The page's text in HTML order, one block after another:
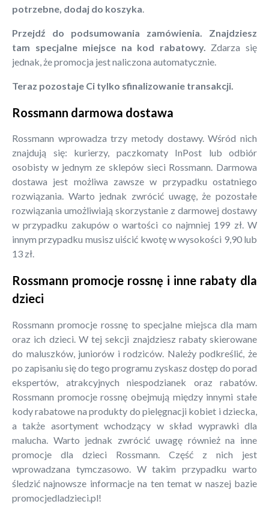
potrzebne, dodaj do koszyka.
Przejdź do podsumowania zamówienia. Znajdziesz
tam specjalne miejsce na kod rabatowy. Zdarza się
jednak, że promocja jest naliczona automatycznie.
Teraz pozostaje Ci tylko sfinalizowanie transakcji.
Rossmann darmowa dostawa
Rossmann wprowadza trzy metody dostawy. Wśród nich
znajdują się: kurierzy, paczkomaty InPost lub odbiór
osobisty w jednym ze sklepów sieci Rossmann. Darmowa
dostawa jest możliwa zawsze w przypadku ostatniego
rozwiązania. Warto jednak zwrócić uwagę, że pozostałe
rozwiązania umożliwiają skorzystanie z darmowej dostawy
w przypadku zakupów o wartości co najmniej 199 zł. W
innym przypadku musisz uiścić kwotę w wysokości 9,90 lub
13 zł.
Rossmann promocje rossnę i inne rabaty dla
dzieci
Rossmann promocje rossnę to specjalne miejsca dla mam
oraz ich dzieci. W tej sekcji znajdziesz rabaty skierowane
do maluszków, juniorów i rodziców. Należy podkreślić, że
po zapisaniu się do tego programu zyskasz dostęp do porad
ekspertów, atrakcyjnych niespodzianek oraz rabatów.
Rossmann promocje rossnę obejmują między innymi stałe
kody rabatowe na produkty do pielęgnacji kobiet i dziecka,
a także asortyment wchodzący w skład wyprawki dla
malucha. Warto jednak zwrócić uwagę również na inne
promocje dla dzieci Rossmann. Część z nich jest
wprowadzana tymczasowo. W takim przypadku warto
śledzić najnowsze informacje na ten temat w naszej bazie
promocjedladzieci.pl!